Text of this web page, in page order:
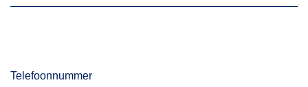
Telefoonnummer